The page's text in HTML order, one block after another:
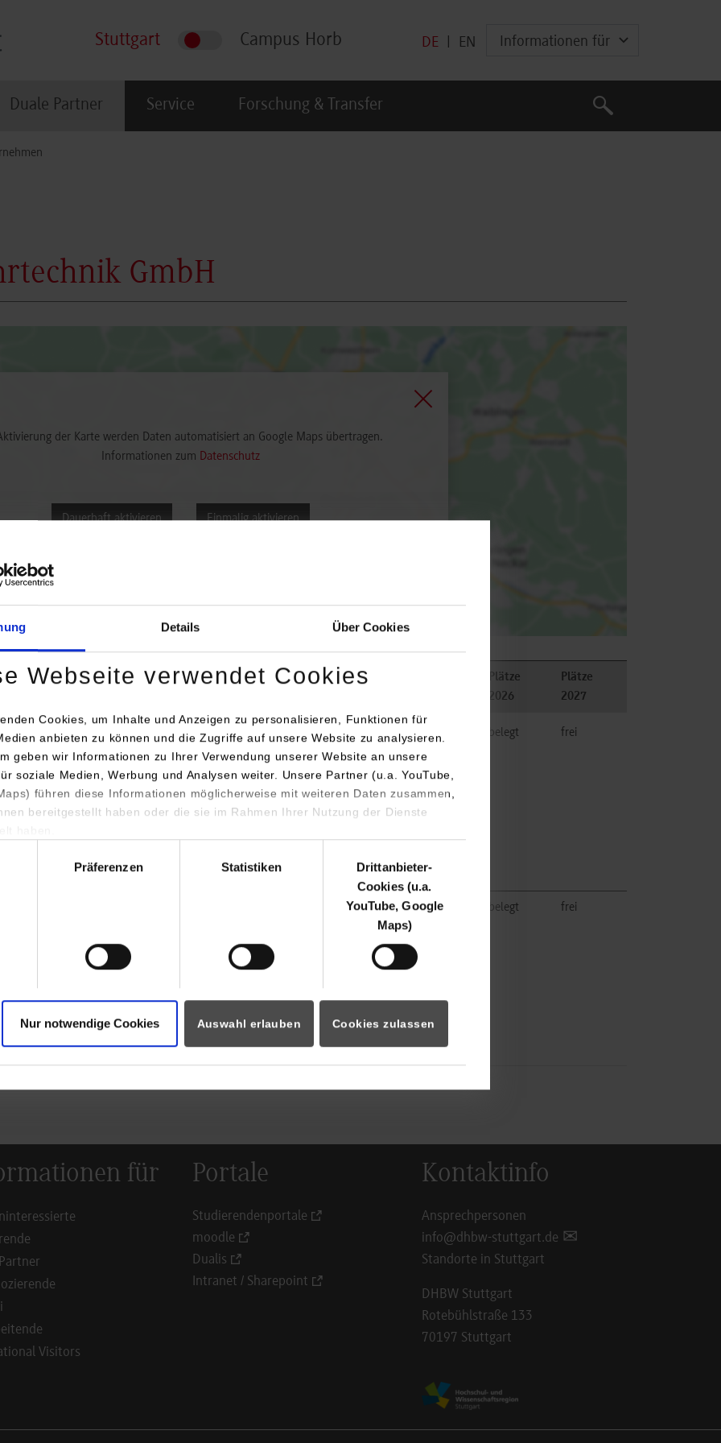
Details Über Cookies
Webseite verwendet Cookies
Cookies, um Inhalte und Anzeigen zu personalisieren, Funktionen für
anbieten zu können und die Zugriffe auf unsere Website zu analysieren.
geben wir Informationen zu Ihrer Verwendung unserer Website an unsere
soziale Medien, Werbung und Analysen weiter. Unsere Partner (u.a. YouTube,
führen diese Informationen möglicherweise mit weiteren Daten zusammen,
bereitgestellt haben oder die sie im Rahmen Ihrer Nutzung der Dienste
Präferenzen Statistiken
Drittanbieter-
Cookies (u.a.
YouTube, Google
Maps)
Nur notwendige Cookies Auswahl erlauben Cookies zulassen
Stuttgart Campus Horb DE EN Informationen für
Duale Partner Service Forschung & Transfer
Suche
Suche
GmbH
der Karte werden Daten automatisiert an Google Maps übertragen.
Informationen zum Datenschutz
Dauerhaft aktivieren Einmalig aktivieren
Plätze
2026
Plätze
2027
4
Studienrichtungen: Konstruktion und Entwicklung,
Produktionstechnik
belegt frei
4
belegt frei
für
Visitors
Portale
Studierendenportale
moodle
Dualis
Intranet / Sharepoint
Kontaktinfo
Ansprechpersonen
info@dhbw-stuttgart.de
Standorte in Stuttgart
DHBW Stuttgart
Rotebühlstraße 133
70197 Stuttgart